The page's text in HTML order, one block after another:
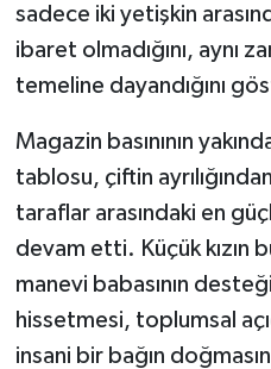
sadece iki yetişkin
ibaret olmadığını, aynı
temeline dayandığını
Magazin basınının
tablosu, çiftin
taraflar arasındaki en
devam etti. Küçük kızın
manevi babasının
hissetmesi, toplumsal
insani bir bağın